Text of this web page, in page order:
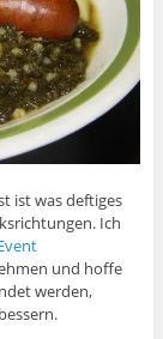
ist was deftiges
Ich
und hoffe
werden,